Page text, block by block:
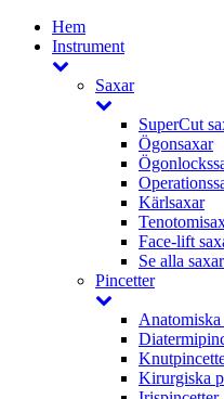
Hem
Instrument
Saxar
SuperCut
Ögonsaxar
Kärlsaxar
Face-lift
Se alla saxar
Pincetter
Kirurgiska